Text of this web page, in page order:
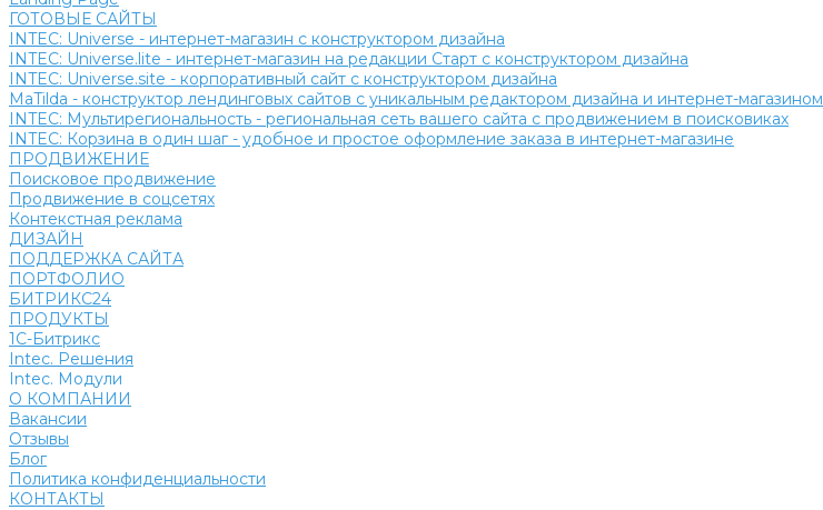
ГОТОВЫЕ САЙТЫ
INTEC: Universe - интернет-магазин с конструктором дизайна
INTEC: Universe.lite - интернет-магазин на редакции Старт с конструктором дизайна
INTEC: Universe.site - корпоративный сайт с конструктором дизайна
MaTilda - конструктор лендинговых сайтов с уникальным редактором дизайна и интернет-магазином
INTEC: Мультирегиональность - региональная сеть вашего сайта с продвижением в поисковиках
INTEC: Корзина в один шаг - удобное и простое оформление заказа в интернет-магазине
ПРОДВИЖЕНИЕ
Поисковое продвижение
Продвижение в соцсетях
Контекстная реклама
ДИЗАЙН
ПОДДЕРЖКА САЙТА
ПОРТФОЛИО
БИТРИКС24
ПРОДУКТЫ
1С-Битрикс
Intec. Решения
Intec. Модули
О КОМПАНИИ
Вакансии
Отзывы
Блог
Политика конфиденциальности
КОНТАКТЫ